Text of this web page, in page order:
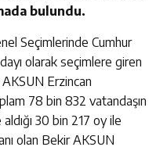
bulundu.
Seçimlerinde Cumhur
olarak seçimlere giren
Erzincan
78 bin 832 vatandaşın
30 bin 217 oy ile
olan Bekir AKSUN